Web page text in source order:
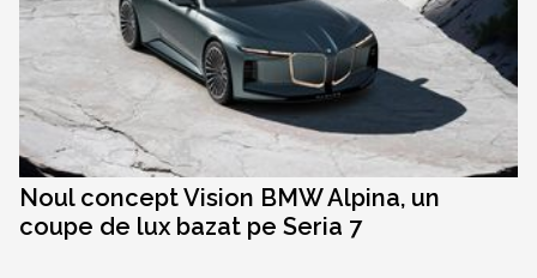
Noul concept Vision BMW Alpina, un
coupe de lux bazat pe Seria 7